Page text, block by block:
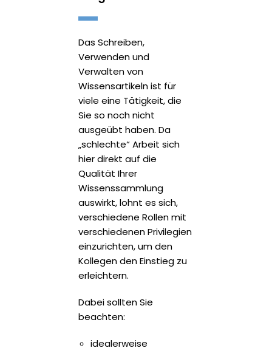
Das Schreiben,
Verwenden und
Verwalten von
Wissensartikeln ist für
viele eine Tätigkeit, die
Sie so noch nicht
ausgeübt haben. Da
„schlechte“ Arbeit sich
hier direkt auf die
Qualität Ihrer
Wissenssammlung
auswirkt, lohnt es sich,
verschiedene Rollen mit
verschiedenen Privilegien
einzurichten, um den
Kollegen den Einstieg zu
erleichtern.
Dabei sollten Sie
beachten:
idealerweise